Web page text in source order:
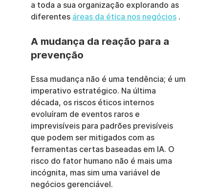
a toda a sua organização explorando as
diferentes áreas da ética nos negócios .
A mudança da reação para a
prevenção
Essa mudança não é uma tendência; é um
imperativo estratégico. Na última
década, os riscos éticos internos
evoluíram de eventos raros e
imprevisíveis para padrões previsíveis
que podem ser mitigados com as
ferramentas certas baseadas em IA. O
risco do fator humano não é mais uma
incógnita, mas sim uma variável de
negócios gerenciável.